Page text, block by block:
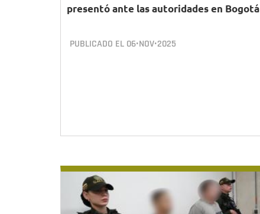
presentó ante las autoridades en Bogotá
PUBLICADO EL 06•NOV•2025